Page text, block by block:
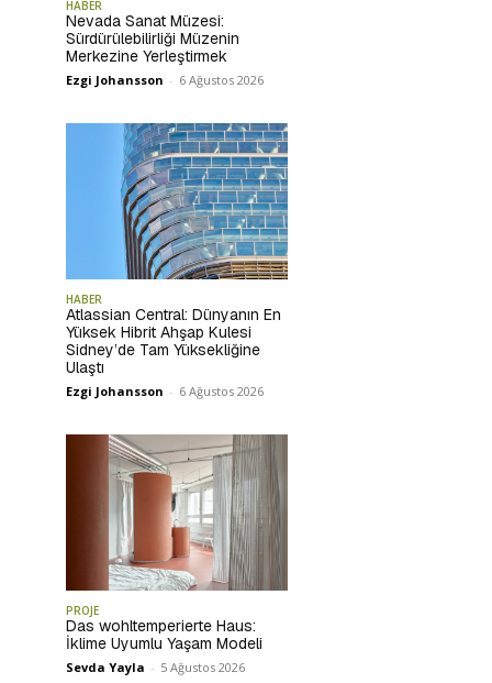
HABER
Nevada Sanat Müzesi:
Sürdürülebilirliği Müzenin
Merkezine Yerleştirmek
Ezgi Johansson - 6 Ağustos 2026
HABER
Atlassian Central: Dünyanın En
Yüksek Hibrit Ahşap Kulesi
Sidney’de Tam Yüksekliğine
Ulaştı
Ezgi Johansson - 6 Ağustos 2026
PROJE
Das wohltemperierte Haus:
İklime Uyumlu Yaşam Modeli
Sevda Yayla - 5 Ağustos 2026